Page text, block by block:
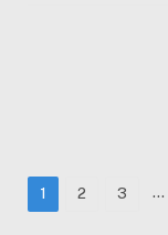
1 2 3 …